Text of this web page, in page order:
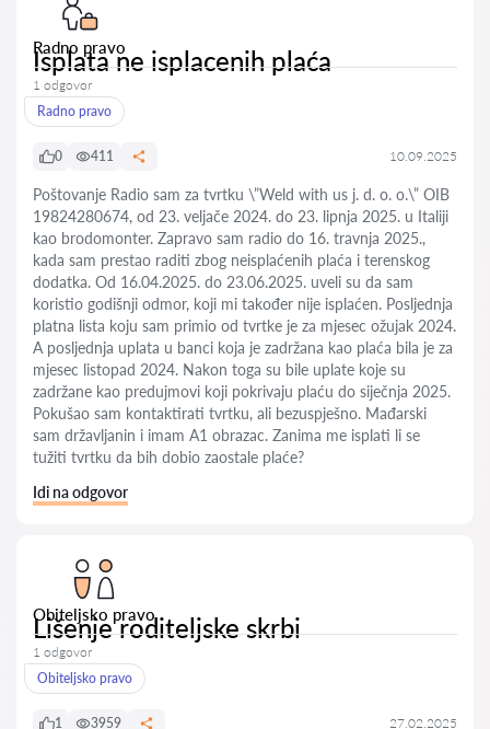
Radno pravo
Isplata ne isplacenih plaća
1 odgovor
Radno pravo
0 411 10.09.2025
Poštovanje Radio sam za tvrtku \”Weld with us j. d. o. o.\” OIB
19824280674, od 23. veljače 2024. do 23. lipnja 2025. u Italiji
kao brodomonter. Zapravo sam radio do 16. travnja 2025.,
kada sam prestao raditi zbog neisplaćenih plaća i terenskog
dodatka. Od 16.04.2025. do 23.06.2025. uveli su da sam
koristio godišnji odmor, koji mi također nije isplaćen. Posljednja
platna lista koju sam primio od tvrtke je za mjesec ožujak 2024.
A posljednja uplata u banci koja je zadržana kao plaća bila je za
mjesec listopad 2024. Nakon toga su bile uplate koje su
zadržane kao predujmovi koji pokrivaju plaću do siječnja 2025.
Pokušao sam kontaktirati tvrtku, ali bezuspješno. Mađarski
sam državljanin i imam A1 obrazac. Zanima me isplati li se
tužiti tvrtku da bih dobio zaostale plaće?
Idi na odgovor
Obiteljsko pravo
Lišenje roditeljske skrbi
1 odgovor
Obiteljsko pravo
1 3959 27.02.2025